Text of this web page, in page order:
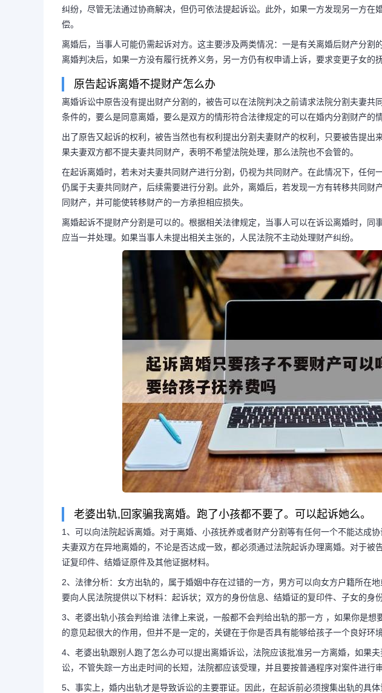
纠纷，尽管无法通过协商解决，但仍可依法提起诉讼。此外，如果一方发现另一方在
偿。
离婚后，当事人可能仍需起诉对方。这主要涉及两类情况：一是有关离婚后财产分割
离婚判决后，如果一方没有履行抚养义务，另一方仍有权申请上诉，要求变更子女的
原告起诉离婚不提财产怎么办
离婚诉讼中原告没有提出财产分割的，被告可以在法院判决之前请求法院分割夫妻共
条件的，要么是同意离婚，要么是双方的情形符合法律规定的可以在婚内分割财产的情
出了原告又起诉的权利，被告当然也有权利提出分割夫妻财产的权利，只要被告提出
果夫妻双方都不提夫妻共同财产，表明不希望法院处理，那么法院也不会管的。
在起诉离婚时，若未对夫妻共同财产进行分割，仍视为共同财产。在此情况下，任何
仍属于夫妻共同财产，后续需要进行分割。此外，离婚后，若发现一方有转移共同财
同财产，并可能使转移财产的一方承担相应损失。
离婚起诉不提财产分割是可以的。根据相关法律规定，当事人可以在诉讼离婚时，同
应当一并处理。如果当事人未提出相关主张的，人民法院不主动处理财产纠纷。
老婆出轨,回家骗我离婚。跑了小孩都不要了。可以起诉她么。
1、可以向法院起诉离婚。对于离婚、小孩抚养或者财产分割等有任何一个不能达成
夫妻双方在异地离婚的，不论是否达成一致，都必须通过法院起诉办理离婚。对于被
证复印件、结婚证原件及其他证据材料。
2、法律分析：女方出轨的，属于婚姻中存在过错的一方，男方可以向女方户籍所在
要向人民法院提供以下材料：起诉状；双方的身份信息、结婚证的复印件、子女的身
3、老婆出轨小孩会判给谁 法律上来说，一般都不会判给出轨的那一方 ，如果你是
的意见起很大的作用，但并不是一定的，关键在于你是否具有能够给孩子一个良好环境
4、老婆出轨跟别人跑了怎么办可以提出离婚诉讼，法院应该批准另一方离婚，如果
讼，不管失踪一方出走时间的长短，法院都应该受理，并且要按普通程序对案件进行
5、事实上，婚内出轨才是导致诉讼的主要罪证。因此，在起诉前必须搜集出轨的具
起诉离婚只要孩子不要财产可以吗
离婚要给孩子抚养费吗
在离婚之后，依然有权对对方提起诉讼。然而，
需符合以下条件方能得到法院接受：首先，原告须为
事人；其次，应有明确被告且具备具体诉讼请求。待
手之后，将...
长按图片识别二维码阅读更多